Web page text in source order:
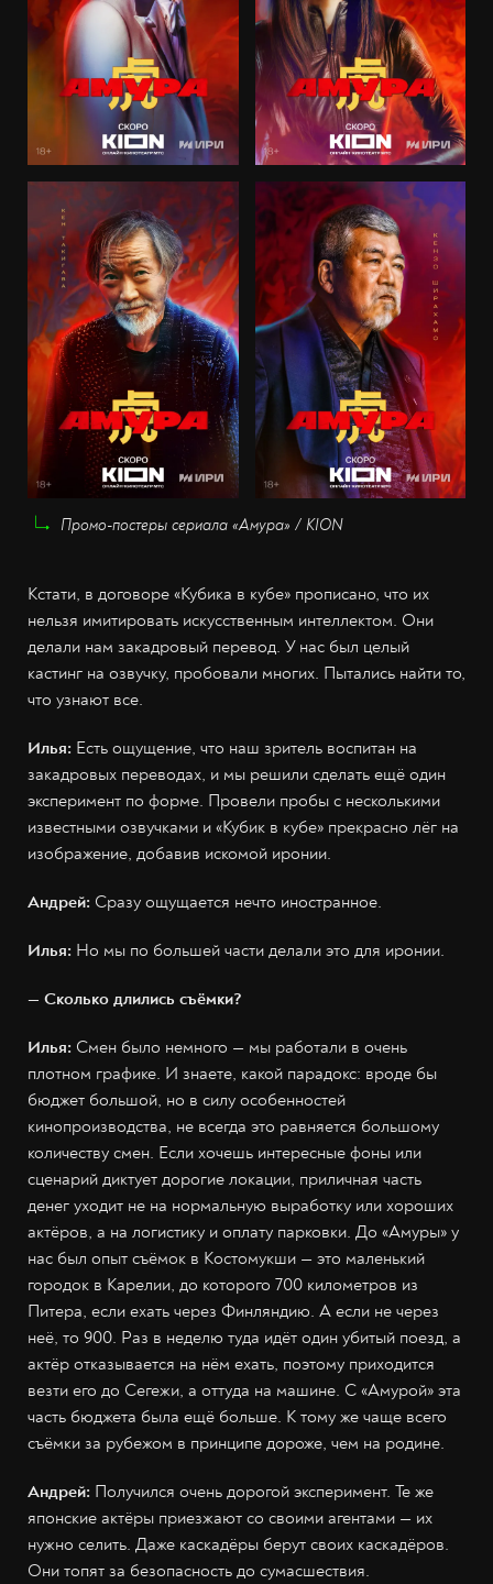
Промо-постеры сериала «Амура» / KION
Кстати, в договоре «Кубика в кубе» прописано, что их
нельзя имитировать искусственным интеллектом. Они
делали нам закадровый перевод. У нас был целый
кастинг на озвучку, пробовали многих. Пытались найти то,
что узнают все.
Илья: Есть ощущение, что наш зритель воспитан на
закадровых переводах, и мы решили сделать ещё один
эксперимент по форме. Провели пробы с несколькими
известными озвучками и «Кубик в кубе» прекрасно лёг на
изображение, добавив искомой иронии.
Андрей: Сразу ощущается нечто иностранное.
Илья: Но мы по большей части делали это для иронии.
— Сколько длились съёмки?
Илья: Смен было немного — мы работали в очень
плотном графике. И знаете, какой парадокс: вроде бы
бюджет большой, но в силу особенностей
кинопроизводства, не всегда это равняется большому
количеству смен. Если хочешь интересные фоны или
сценарий диктует дорогие локации, приличная часть
денег уходит не на нормальную выработку или хороших
актёров, а на логистику и оплату парковки. До «Амуры» у
нас был опыт съёмок в Костомукши — это маленький
городок в Карелии, до которого 700 километров из
Питера, если ехать через Финляндию. А если не через
неё, то 900. Раз в неделю туда идёт один убитый поезд, а
актёр отказывается на нём ехать, поэтому приходится
везти его до Сегежи, а оттуда на машине. С «Амурой» эта
часть бюджета была ещё больше. К тому же чаще всего
съёмки за рубежом в принципе дороже, чем на родине.
Андрей: Получился очень дорогой эксперимент. Те же
японские актёры приезжают со своими агентами — их
нужно селить. Даже каскадёры берут своих каскадёров.
Они топят за безопасность до сумасшествия.